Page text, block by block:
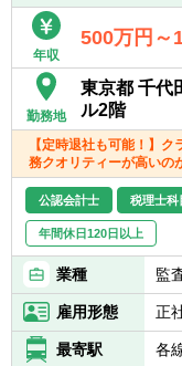
て
年収
500万円～
勤務地
東京都 千代
ル2階
【定時退社も可能！】
務クオリティーが高いの
公認会計士 税理士科
年間休日120日以上
業種 監
雇用形態 正
最寄駅 各